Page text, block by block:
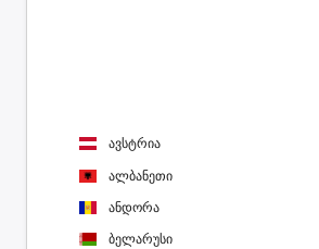
ავსტრია
ალბანეთი
ანდორა
ბელარუსი